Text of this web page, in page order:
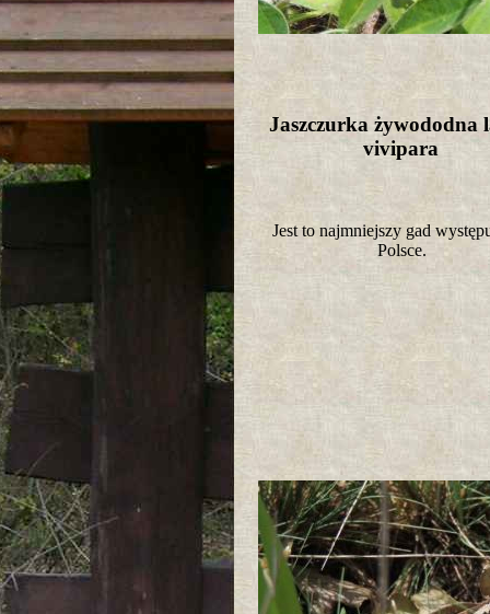
Jaszczurka żywododna
vivipara
Jest to najmniejszy gad
Polsce.